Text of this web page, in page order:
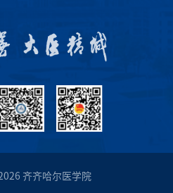
齐齐哈尔医学院